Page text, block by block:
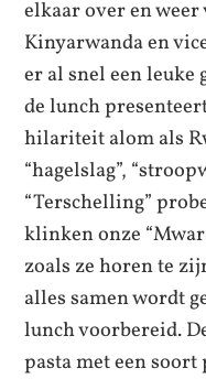
elkaar over en
Kinyarwanda en
er al snel een leuke
de lunch
hilariteit alom als
“hagelslag”,
“Terschelling”
klinken onze
zoals ze horen te
alles samen wordt
lunch voorbereid.
pasta met een